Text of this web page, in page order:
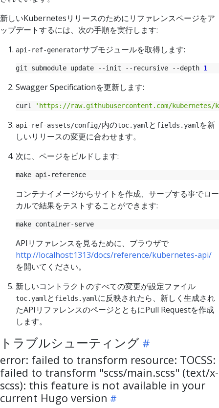
新しいKubernetesリリースのためにリファレンスページをア
ップデートするには、次の手順を実行します:
api-ref-generatorサブモジュールを取得します:
git submodule update --init --recursive --depth 1
Swagger Specificationを更新します:
curl 'https://raw.githubusercontent.com/kubernetes/
api-ref-assets/config/内のtoc.yaml と fields.yaml を新
しいリリースの変更に合わせます。
次に、ページをビルドします:
コンテナイメージからサイトを作成、サーブする事でロー
カルで結果をテストすることができます:
APIリファレンスを見るために、ブラウザで
http://localhost:1313/docs/reference/kubernetes-api/
を開いてください。
新しいコントラクトのすべての変更が設定ファイル
toc.yaml と fields.yaml に反映されたら、新しく生成され
たAPIリファレンスのページとともにPull Requestを作成
します。
トラブルシューティング
error: failed to transform resource: TOCSS:
failed to transform "scss/main.scss" (text/x-
scss): this feature is not available in your
current Hugo version